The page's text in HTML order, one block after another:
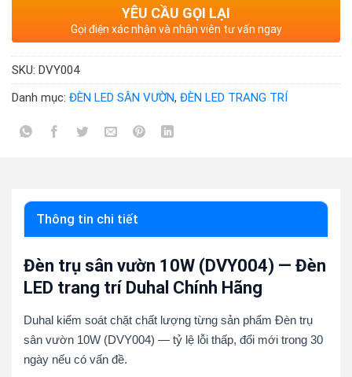
YÊU CẦU GỌI LẠI
Gọi điện xác nhận và nhân viên tư vấn ngay
SKU: DVY004
Danh mục: ĐÈN LED SÂN VƯỜN, ĐÈN LED TRANG TRÍ
Thông tin chi tiết
Đèn trụ sân vườn 10W (DVY004) — Đèn
LED trang trí Duhal Chính Hãng
Duhal kiểm soát chặt chất lượng từng sản phẩm Đèn trụ
sân vườn 10W (DVY004) — tỷ lệ lỗi thấp, đổi mới trong 30
ngày nếu có vấn đề.